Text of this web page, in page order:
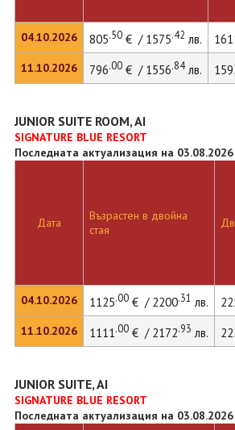
04.10.2026
11.10.2026
805.50€ / 1575.42 лв.
796.00€ / 1556.84лв.
JUNIOR SUITE ROOM, AI
SIGNATURE BLUE RESORT
Последната актуализация на
Дата
04.10.2026
11.10.2026
Възрастен в двойна
стая
1125.00€ / 2200.31 лв.
1111.00€ / 2172.93 лв.
JUNIOR SUITE, AI
SIGNATURE BLUE RESORT
Последната актуализация на